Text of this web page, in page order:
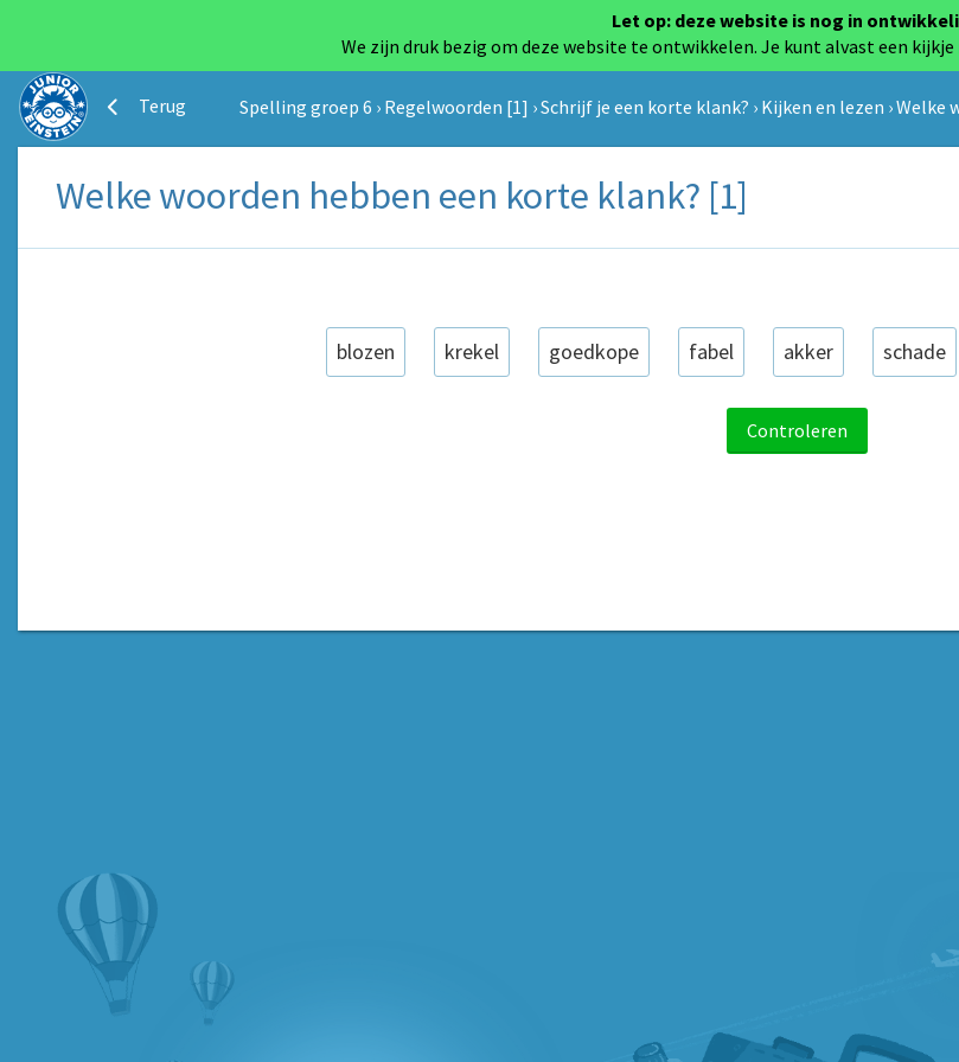
Let op: deze website is nog in
We zijn druk bezig om deze website te ontwikkelen. Je kunt alvast een
Terug Spelling groep 6 › Regelwoorden [1] ›Schrijf je een korte klank? › Kijken en lezen ›Welke
Welke woorden hebben een korte klank? [1]
blozen krekel goedkope fabel akker schade